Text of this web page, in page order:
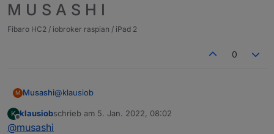
M U S A S H I
Fibaro HC2 / iobroker raspian / iPad 2
0
M Musashi@klausiob
Ja, findest du unter:
K
Offline
klausiobschrieb am 5. Jan. 2022, 08:02
zuletzt editiert von
@musashi